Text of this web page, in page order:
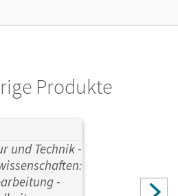
Print-Titel nutzen möchten.
Produkte